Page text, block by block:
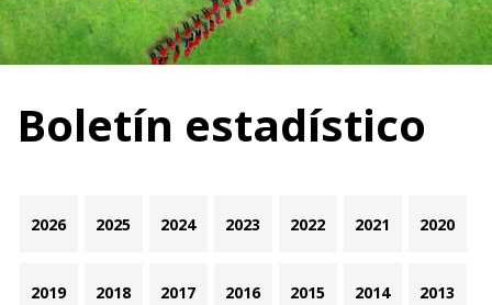
Boletín estadístico
2026 2025 2024 2023 2022 2021 2020
2019 2018 2017 2016 2015 2014 2013